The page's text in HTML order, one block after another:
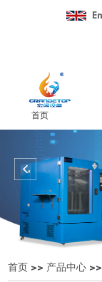
首页
首页 >> 产品中心